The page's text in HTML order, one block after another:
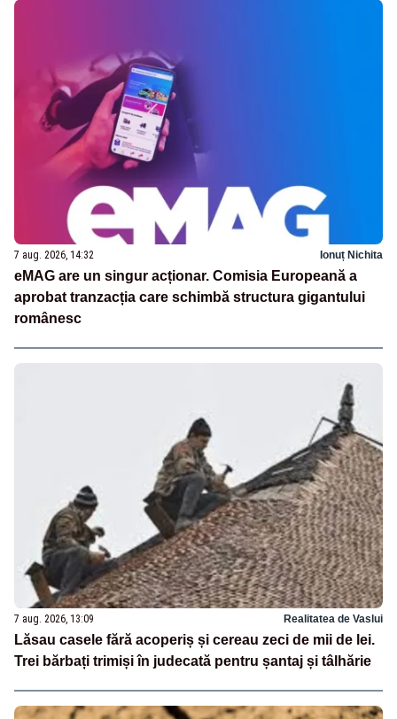
7 aug. 2026, 14:32 Ionuț Nichita
eMAG are un singur acționar. Comisia Europeană a
aprobat tranzacția care schimbă structura gigantului
românesc
7 aug. 2026, 13:09 Realitatea de Vaslui
Lăsau casele fără acoperiș și cereau zeci de mii de lei.
Trei bărbați trimiși în judecată pentru șantaj și tâlhărie